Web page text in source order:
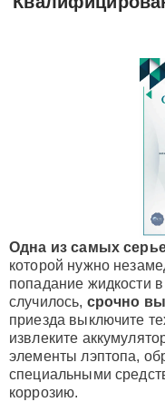
Одна из самых
которой нужно
попадание жидкости
случилось, срочно
приезда выключите
извлеките
элементы лэптопа,
специальными
коррозию.